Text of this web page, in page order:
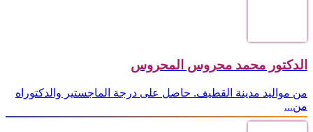
الدكتور محمد محروس المحروس
من مواليد مدينة القطيف. حاصل على درجة الماجستير والدكتوراه
من...